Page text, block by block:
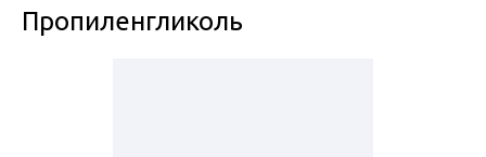
Пропиленгликоль